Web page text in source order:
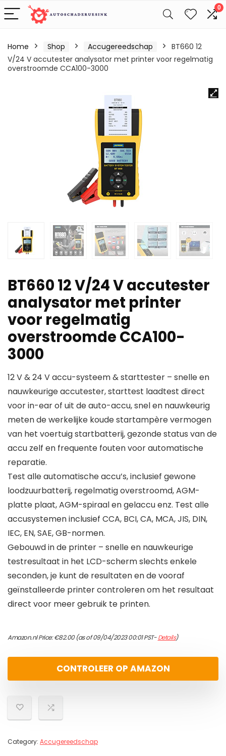
0
Home Shop Accugereedschap
BT660 12
V/24 V accutester analysator met printer voor regelmatig
overstroomde CCA100-3000
BT660 12 V/24 V accutester
analysator met printer
voor regelmatig
overstroomde CCA100-
3000
12 V & 24 V accu-systeem & starttester – snelle en
nauwkeurige accutester, starttest laadtest direct
voor in-ear of uit de auto-accu, snel en nauwkeurig
meten de werkelijke koude startampère vermogen
van het voertuig startbatterij, gezonde status van de
accu zelf en frequente fouten voor automatische
reparatie.
Test alle automatische accu’s, inclusief gewone
loodzuurbatterij, regelmatig overstroomd, AGM-
platte plaat, AGM-spiraal en gelaccu enz. Test alle
accusystemen inclusief CCA, BCI, CA, MCA, JIS, DIN,
IEC, EN, SAE, GB-normen.
Gebouwd in de printer – snelle en nauwkeurige
testresultaat in het LCD-scherm slechts enkele
seconden, je kunt de resultaten en de vooraf
geïnstalleerde printer controleren om het resultaat
direct voor meer gebruik te printen.
Amazon.nl Price:€82.00(as of 09/04/2023 00:01 PST-Details)
CONTROLEER OP AMAZON
Category: Accugereedschap